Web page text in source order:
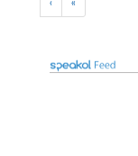
› »